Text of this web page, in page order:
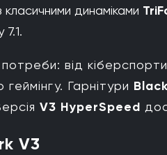
класичними динаміками
7.1.
від
Гарнітури
V3 HyperSpeed
V3